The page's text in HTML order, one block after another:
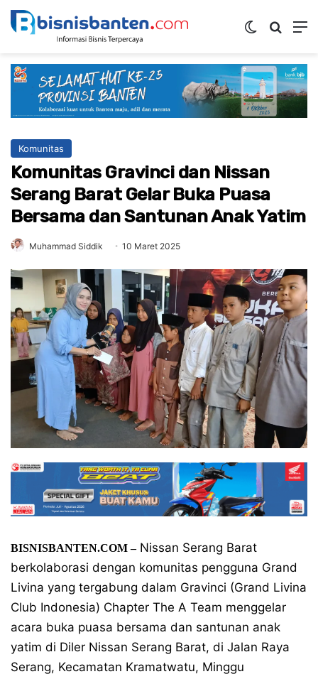
Switch skin
Komunitas
Komunitas Gravinci dan Nissan
Serang Barat Gelar Buka Puasa
Bersama dan Santunan Anak Yatim
Muhammad Siddik 10 Maret 2025
BISNISBANTEN.COM –Nissan Serang Barat
berkolaborasi dengan komunitas pengguna Grand
Livina yang tergabung dalam Gravinci (Grand Livina
Club Indonesia) Chapter The A Team menggelar
acara buka puasa bersama dan santunan anak
yatim di Diler Nissan Serang Barat, di Jalan Raya
Serang, Kecamatan Kramatwatu, Minggu